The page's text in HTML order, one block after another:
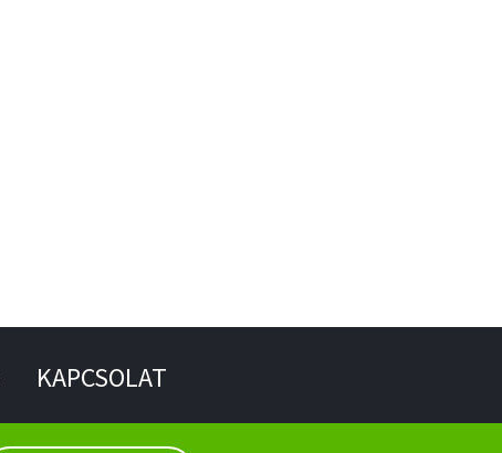
KAPCSOLAT